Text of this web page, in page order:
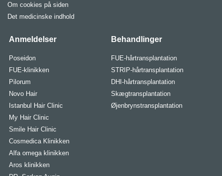
Om cookies på siden
Det medicinske indhold
Anmeldelser
Poseidon
FUE-klinikken
Pilorum
Novo Hair
Istanbul Hair Clinic
My Hair Clinic
Smile Hair Clinic
Cosmedica Klinikken
Alfa omega klinikken
Aros klinikken
Behandlinger
FUE-hårtransplantation
STRIP-hårtransplantation
DHI-hårtransplantation
Skægtransplantation
Øjenbrynstransplantation